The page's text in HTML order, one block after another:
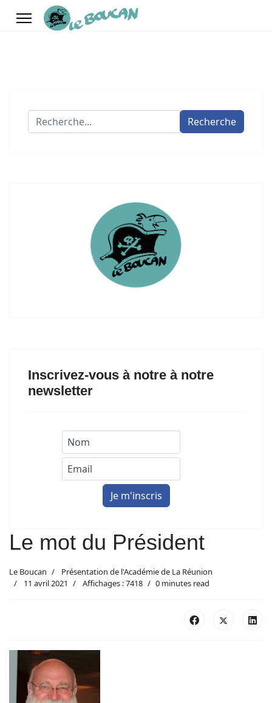
Recherche Recherche
Inscrivez-vous à notre à notre
newsletter
Le mot du Président
Le Boucan
Présentation de l'Académie de La Réunion
11 avril 2021
Affichages : 7418 0 minutes read